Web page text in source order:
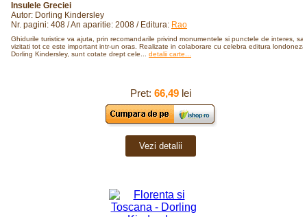
Insulele Greciei
Autor: Dorling Kindersley
Nr. pagini: 408 / An aparitie: 2008 / Editura: Rao
Ghidurile turistice va ajuta, prin recomandarile privind monumentele si punctele de interes, sa
vizitati tot ce este important intr-un oras. Realizate in colaborare cu celebra editura londoneza
Dorling Kindersley, sunt cotate drept cele... detalii carte...
Pret: 66,49lei
Vezi detalii